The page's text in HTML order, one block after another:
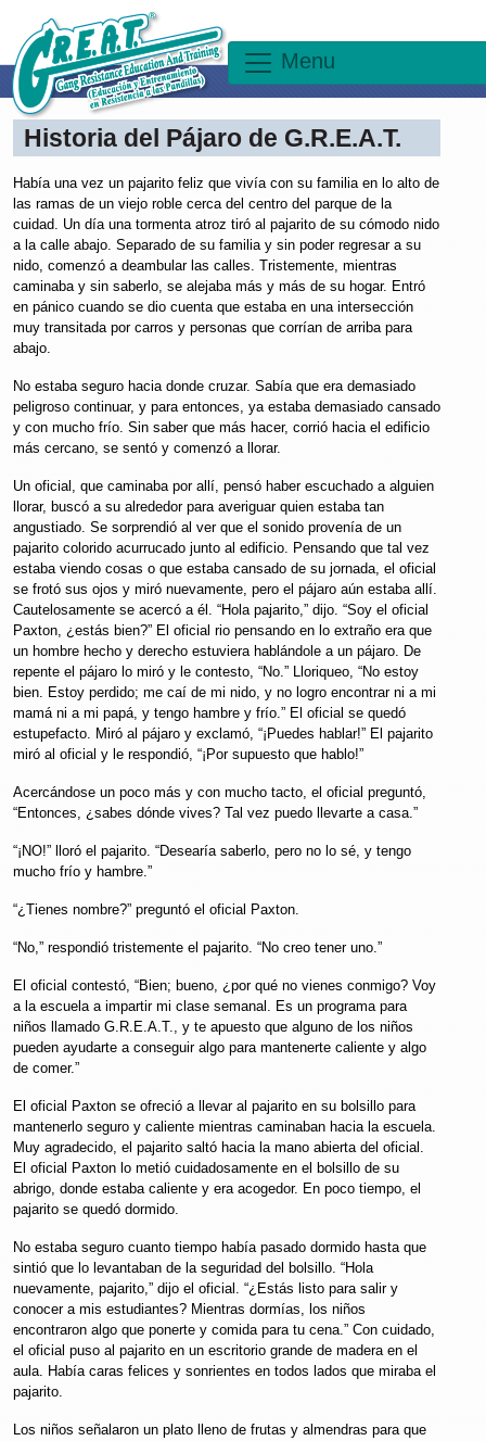
Menu
Historia del Pájaro de G.R.E.A.T.
Había una vez un pajarito feliz que vivía con su familia en lo alto de
las ramas de un viejo roble cerca del centro del parque de la
cuidad. Un día una tormenta atroz tiró al pajarito de su cómodo nido
a la calle abajo. Separado de su familia y sin poder regresar a su
nido, comenzó a deambular las calles. Tristemente, mientras
caminaba y sin saberlo, se alejaba más y más de su hogar. Entró
en pánico cuando se dio cuenta que estaba en una intersección
muy transitada por carros y personas que corrían de arriba para
abajo.
No estaba seguro hacia donde cruzar. Sabía que era demasiado
peligroso continuar, y para entonces, ya estaba demasiado cansado
y con mucho frío. Sin saber que más hacer, corrió hacia el edificio
más cercano, se sentó y comenzó a llorar.
Un oficial, que caminaba por allí, pensó haber escuchado a alguien
llorar, buscó a su alrededor para averiguar quien estaba tan
angustiado. Se sorprendió al ver que el sonido provenía de un
pajarito colorido acurrucado junto al edificio. Pensando que tal vez
estaba viendo cosas o que estaba cansado de su jornada, el oficial
se frotó sus ojos y miró nuevamente, pero el pájaro aún estaba allí.
Cautelosamente se acercó a él. “Hola pajarito,” dijo. “Soy el oficial
Paxton, ¿estás bien?” El oficial rio pensando en lo extraño era que
un hombre hecho y derecho estuviera hablándole a un pájaro. De
repente el pájaro lo miró y le contesto, “No.” Lloriqueo, “No estoy
bien. Estoy perdido; me caí de mi nido, y no logro encontrar ni a mi
mamá ni a mi papá, y tengo hambre y frío.” El oficial se quedó
estupefacto. Miró al pájaro y exclamó, “¡Puedes hablar!” El pajarito
miró al oficial y le respondió, “¡Por supuesto que hablo!”
Acercándose un poco más y con mucho tacto, el oficial preguntó,
“Entonces, ¿sabes dónde vives? Tal vez puedo llevarte a casa.”
“¡NO!” lloró el pajarito. “Desearía saberlo, pero no lo sé, y tengo
mucho frío y hambre.”
“¿Tienes nombre?” preguntó el oficial Paxton.
“No,” respondió tristemente el pajarito. “No creo tener uno.”
El oficial contestó, “Bien; bueno, ¿por qué no vienes conmigo? Voy
a la escuela a impartir mi clase semanal. Es un programa para
niños llamado G.R.E.A.T., y te apuesto que alguno de los niños
pueden ayudarte a conseguir algo para mantenerte caliente y algo
de comer.”
El oficial Paxton se ofreció a llevar al pajarito en su bolsillo para
mantenerlo seguro y caliente mientras caminaban hacia la escuela.
Muy agradecido, el pajarito saltó hacia la mano abierta del oficial.
El oficial Paxton lo metió cuidadosamente en el bolsillo de su
abrigo, donde estaba caliente y era acogedor. En poco tiempo, el
pajarito se quedó dormido.
No estaba seguro cuanto tiempo había pasado dormido hasta que
sintió que lo levantaban de la seguridad del bolsillo. “Hola
nuevamente, pajarito,” dijo el oficial. “¿Estás listo para salir y
conocer a mis estudiantes? Mientras dormías, los niños
encontraron algo que ponerte y comida para tu cena.” Con cuidado,
el oficial puso al pajarito en un escritorio grande de madera en el
aula. Había caras felices y sonrientes en todos lados que miraba el
pajarito.
Los niños señalaron un plato lleno de frutas y almendras para que